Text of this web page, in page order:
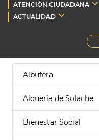
ATENCIÓN CIUDADANA
ACTUALIDAD
Albufera
Alquería de Solache
Bienestar Social